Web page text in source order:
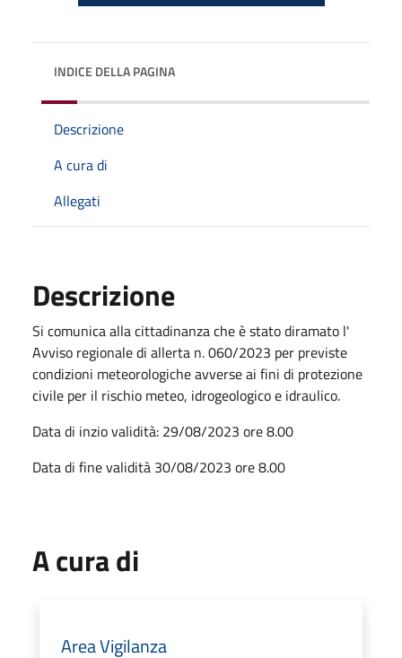
INDICE DELLA PAGINA
Descrizione
A cura di
Allegati
Descrizione
Si comunica alla cittadinanza che è stato diramato l'
Avviso regionale di allerta n. 060/2023 per previste
condizioni meteorologiche avverse ai fini di protezione
civile per il rischio meteo, idrogeologico e idraulico.
Data di inzio validità: 29/08/2023 ore 8.00
Data di fine validità 30/08/2023 ore 8.00
A cura di
Area Vigilanza